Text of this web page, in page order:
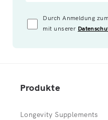
Durch Anmeldung
mit unserer
Produkte
Longevity Supplements